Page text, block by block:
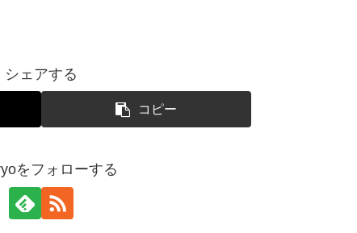
シェアする
コピー
をフォローする